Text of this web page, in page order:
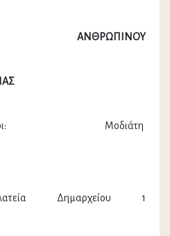
ΜΕΡΙΜΝΑΣ
Μοδιάτη
Δημαρχείου 1